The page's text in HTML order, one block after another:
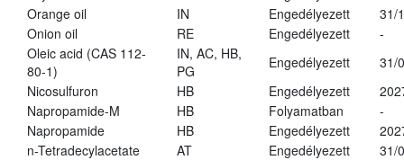
Orange oil
IN Engedélyezett
31/
Onion oil
RE Engedélyezett
-
Oleic acid (CAS 112-
80-1)
IN, AC, HB,
PG
Engedélyezett
31/
Nicosulfuron
HB Engedélyezett
Napropamide-M
HB Folyamatban
-
Napropamide
HB Engedélyezett
n-Tetradecylacetate
AT Engedélyezett
31/